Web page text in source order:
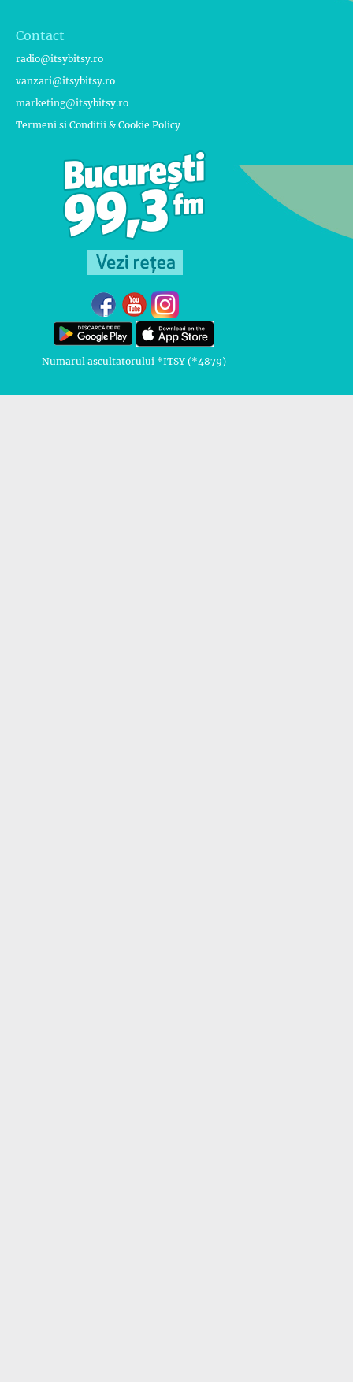
Contact
radio@itsybitsy.ro
vanzari@itsybitsy.ro
marketing@itsybitsy.ro
Termeni si Conditii & Cookie Policy
Numarul ascultatorului *ITSY (*4879)